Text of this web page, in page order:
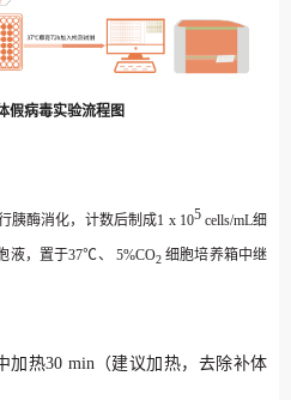
假病毒实验流程图
胰酶消化，计数后制成1 x 105cells/mL细
液，置于37℃、 5%CO2 细胞培养箱中继
热30 min（建议加热，去除补体